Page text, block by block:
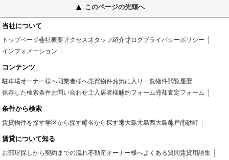
このページの先頭へ
当社について
トップページ会社概要アクセススタッフ紹介ブログプライバシーポリシー
インフォメーション
コンテンツ
駐車場オーナー様へ同業者様へ売買物件お気に入り一覧物件閲覧履歴
保存した検索条件お問い合わせご入居者様解約フォーム売却査定フォーム
条件から検索
賃貸物件を探す学区から探す町名から探す東大島大島西大島亀戸南砂町
賃貸について知る
お部屋探しから契約までの流れ不動産オーナー様へよくある質問賃貸用語集